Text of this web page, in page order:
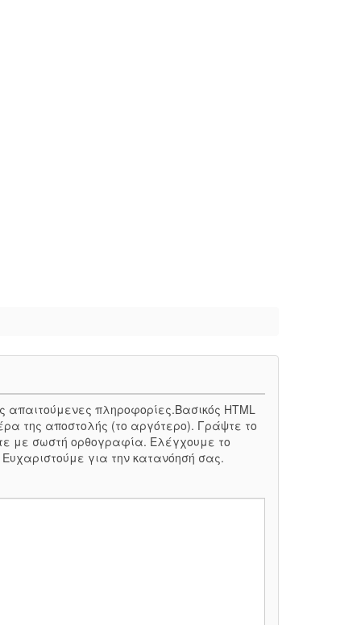
απαιτούμενες πληροφορίες.Βασικός HTML
της αποστολής (το αργότερο). Γράψτε το
με σωστή ορθογραφία. Ελέγχουμε το
για την κατανόησή σας.